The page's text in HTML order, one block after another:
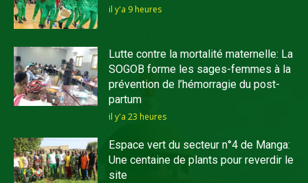
il y'a 9 heures
Lutte contre la mortalité maternelle: La
SOGOB forme les sages-femmes à la
prévention de l’hémorragie du post-
partum
il y'a 23 heures
Espace vert du secteur n°4 de Manga:
Une centaine de plants pour reverdir le
site